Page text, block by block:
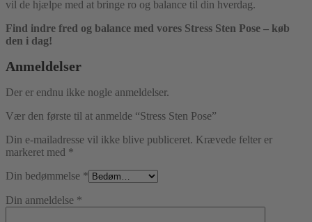
vil de hjælpe med at bringe ro og balance til din hverdag.
Find indre fred og balance med vores Stress Sten Pose – køb
den i dag!
Anmeldelser
Der er endnu ikke nogle anmeldelser.
Vær den første til at anmelde “Stress Sten Pose”
Din e-mailadresse vil ikke blive publiceret. Krævede felter er
markeret med *
Din bedømmelse *
Din anmeldelse *